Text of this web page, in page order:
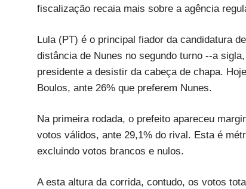
fiscalização recaia mais sobre a agência
Lula (PT) é o principal fiador da candidatura
distância de Nunes no segundo turno --a
presidente a desistir da cabeça de chapa.
Boulos, ante 26% que preferem Nunes.
Na primeira rodada, o prefeito apareceu
votos válidos, ante 29,1% do rival. Esta é
excluindo votos brancos e nulos.
A esta altura da corrida, contudo, os votos